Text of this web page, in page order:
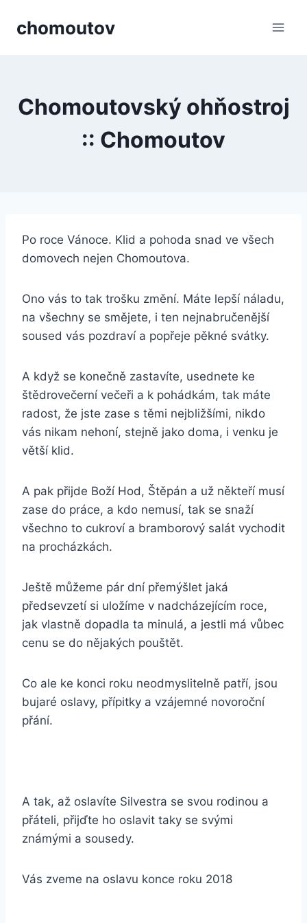
chomoutov
Chomoutovský ohňostroj
:: Chomoutov
Po roce Vánoce. Klid a pohoda snad ve všech
domovech nejen Chomoutova.
Ono vás to tak trošku změní. Máte lepší náladu,
na všechny se smějete, i ten nejnabručenější
soused vás pozdraví a popřeje pěkné svátky.
A když se konečně zastavíte, usednete ke
štědrovečerní večeři a k pohádkám, tak máte
radost, že jste zase s těmi nejbližšími, nikdo
vás nikam nehoní, stejně jako doma, i venku je
větší klid.
A pak přijde Boží Hod, Štěpán a už někteří musí
zase do práce, a kdo nemusí, tak se snaží
všechno to cukroví a bramborový salát vychodit
na procházkách.
Ještě můžeme pár dní přemýšlet jaká
předsevzetí si uložíme v nadcházejícím roce,
jak vlastně dopadla ta minulá, a jestli má vůbec
cenu se do nějakých pouštět.
Co ale ke konci roku neodmyslitelně patří, jsou
bujaré oslavy, přípitky a vzájemné novoroční
přání.
A tak, až oslavíte Silvestra se svou rodinou a
přáteli, přijďte ho oslavit taky se svými
známými a sousedy.
Vás zveme na oslavu konce roku 2018